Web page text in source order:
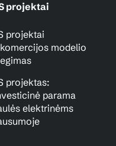
projektai
projektai
modelio
projektas:
parama
elektrinėms